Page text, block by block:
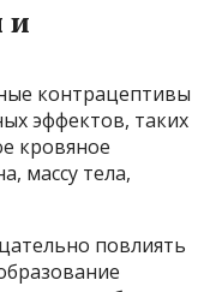
и
контрацептивы
эффектов, таких
кровяное
массу тела,
повлиять